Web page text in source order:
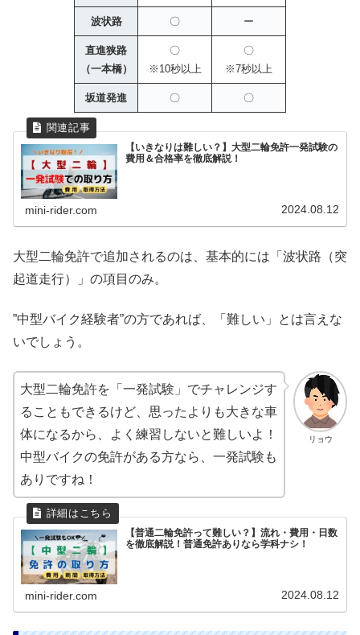
波状路 〇 ー
直進狭路
（一本橋）
〇
※10秒以上
〇
※7秒以上
坂道発進 〇 〇
【いきなりは難しい？】大型二輪免許一発試験の
費用＆合格率を徹底解説！
mini-rider.com 2024.08.12
大型二輪免許で追加されるのは、基本的には「波状路（突
起道走行）」の項目のみ。
”中型バイク経験者”の方であれば、「難しい」とは言えな
いでしょう。
リョウ
大型二輪免許を「一発試験」でチャレンジす
ることもできるけど、思ったよりも大きな車
体になるから、よく練習しないと難しいよ！
中型バイクの免許がある方なら、一発試験も
ありですね！
【普通二輪免許って難しい？】流れ・費用・日数
を徹底解説！普通免許ありなら学科ナシ！
mini-rider.com 2024.08.12